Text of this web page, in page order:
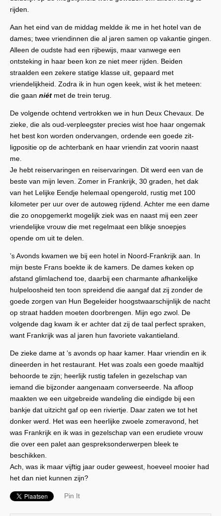
rijden.
Aan het eind van de middag meldde ik me in het hotel van de
dames; twee vriendinnen die al jaren samen op vakantie gingen.
Alleen de oudste had een rijbewijs, maar vanwege een
ontsteking in haar been kon ze niet meer rijden. Beiden
straalden een zekere statige klasse uit, gepaard met
vriendelijkheid. Zodra ik in hun ogen keek, wist ik het meteen:
die gaan niét met de trein terug.
De volgende ochtend vertrokken we in hun Deux Chevaux. De
zieke, die als oud-verpleegster precies wist hoe haar ongemak
het best kon worden ondervangen, ordende een goede zit-
ligpositie op de achterbank en haar vriendin zat voorin naast
me.
Je hebt reiservaringen en reiservaringen. Dit werd een van de
beste van mijn leven. Zomer in Frankrijk, 30 graden, het dak
van het Lelijke Eendje helemaal opengerold, rustig met 100
kilometer per uur over de autoweg rijdend. Achter me een dame
die zo onopgemerkt mogelijk ziek was en naast mij een zeer
vriendelijke vrouw die met regelmaat een blikje snoepjes
opende om uit te delen.
’s Avonds kwamen we bij een hotel in Noord-Frankrijk aan. In
mijn beste Frans boekte ik de kamers. De dames keken op
afstand glimlachend toe, daarbij een charmante afhankelijke
hulpeloosheid ten toon spreidend die aangaf dat zij zonder de
goede zorgen van Hun Begeleider hoogstwaarschijnlijk de nacht
op straat hadden moeten doorbrengen. Mijn ego zwol. De
volgende dag kwam ik er achter dat zij de taal perfect spraken,
want Frankrijk was al jaren hun favoriete vakantieland.
De zieke dame at ’s avonds op haar kamer. Haar vriendin en ik
dineerden in het restaurant. Het was zoals een goede maaltijd
behoorde te zijn; heerlijk rustig tafelen in gezelschap van
iemand die bijzonder aangenaam converseerde. Na afloop
maakten we een uitgebreide wandeling die eindigde bij een
bankje dat uitzicht gaf op een riviertje. Daar zaten we tot het
donker werd. Het was een heerlijke zwoele zomeravond, het
was Frankrijk en ik was in gezelschap van een erudiete vrouw
die over een palet aan gespreksonderwerpen bleek te
beschikken.
Ach, was ik maar vijftig jaar ouder geweest, hoeveel mooier had
het dan niet kunnen zijn?
Pin It